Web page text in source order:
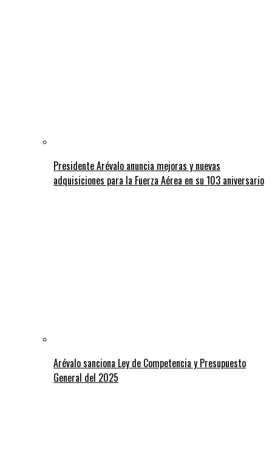
Presidente Arévalo anuncia mejoras y nuevas
adquisiciones para la Fuerza Aérea en su 103 aniversario
Arévalo sanciona Ley de Competencia y Presupuesto
General del 2025